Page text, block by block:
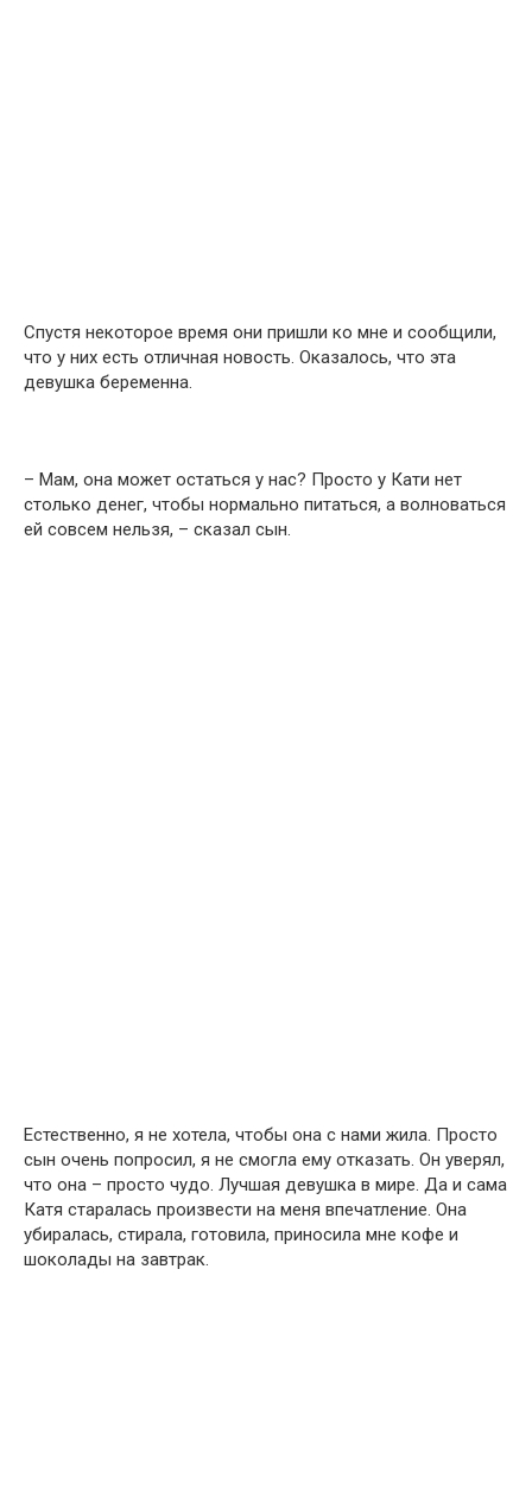
Спустя некоторое время они пришли ко мне и сообщили,
что у них есть отличная новость. Оказалось, что эта
девушка беременна.
– Мам, она может остаться у нас? Просто у Кати нет
столько денег, чтобы нормально питаться, а волноваться
ей совсем нельзя, – сказал сын.
Естественно, я не хотела, чтобы она с нами жила. Просто
сын очень попросил, я не смогла ему отказать. Он уверял,
что она – просто чудо. Лучшая девушка в мире. Да и сама
Катя старалась произвести на меня впечатление. Она
убиралась, стирала, готовила, приносила мне кофе и
шоколады на завтрак.